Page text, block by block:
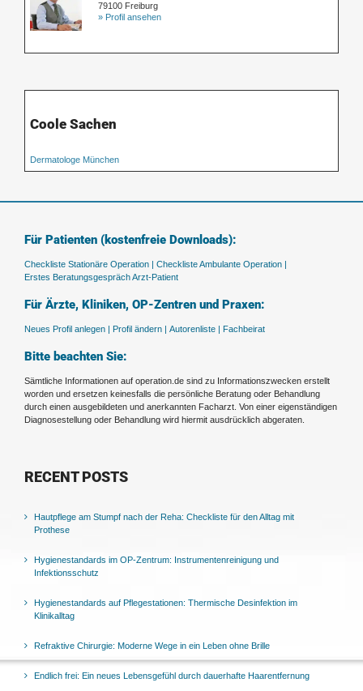
79100 Freiburg
» Profil ansehen
Coole Sachen
Dermatologe München
Für Patienten (kostenfreie Downloads):
Checkliste Stationäre Operation | Checkliste Ambulante Operation |
Erstes Beratungsgespräch Arzt-Patient
Für Ärzte, Kliniken, OP-Zentren und Praxen:
Neues Profil anlegen | Profil ändern | Autorenliste | Fachbeirat
Bitte beachten Sie:
Sämtliche Informationen auf operation.de sind zu Informationszwecken erstellt
worden und ersetzen keinesfalls die persönliche Beratung oder Behandlung
durch einen ausgebildeten und anerkannten Facharzt. Von einer eigenständigen
Diagnosestellung oder Behandlung wird hiermit ausdrücklich abgeraten.
RECENT POSTS
Hautpflege am Stumpf nach der Reha: Checkliste für den Alltag mit
Prothese
Hygienestandards im OP-Zentrum: Instrumentenreinigung und
Infektionsschutz
Hygienestandards auf Pflegestationen: Thermische Desinfektion im
Klinikalltag
Refraktive Chirurgie: Moderne Wege in ein Leben ohne Brille
Endlich frei: Ein neues Lebensgefühl durch dauerhafte Haarentfernung